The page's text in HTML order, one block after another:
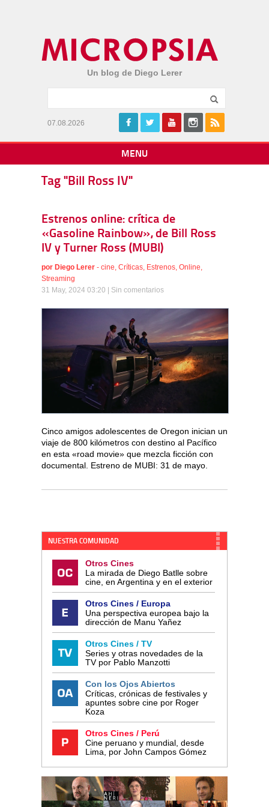
Un blog de Diego Lerer
07.08.2026
MENU
Tag "Bill Ross IV"
Estrenos online: crítica de
«Gasoline Rainbow», de Bill Ross
IV y Turner Ross (MUBI)
por Diego Lerer - cine, Críticas, Estrenos, Online,
Streaming
31 May, 2024 03:20 | Sin comentarios
Cinco amigos adolescentes de Oregon inician un
viaje de 800 kilómetros con destino al Pacífico
en esta «road movie» que mezcla ficción con
documental. Estreno de MUBI: 31 de mayo.
NUESTRA COMUNIDAD
Otros Cines
La mirada de Diego Batlle sobre
cine, en Argentina y en el exterior
Otros Cines / Europa
Una perspectiva europea bajo la
dirección de Manu Yañez
Otros Cines / TV
Series y otras novedades de la
TV por Pablo Manzotti
Con los Ojos Abiertos
Críticas, crónicas de festivales y
apuntes sobre cine por Roger
Koza
Otros Cines / Perú
Cine peruano y mundial, desde
Lima, por John Campos Gómez